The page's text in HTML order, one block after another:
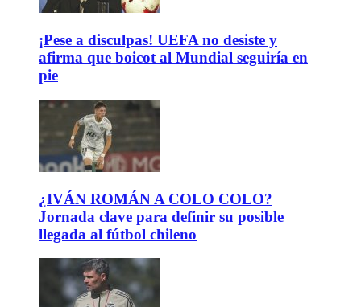
¡Pese a disculpas! UEFA no desiste y
afirma que boicot al Mundial seguiría en
pie
¿IVÁN ROMÁN A COLO COLO?
Jornada clave para definir su posible
llegada al fútbol chileno